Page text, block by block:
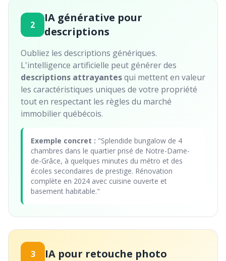
2
IA générative pour
descriptions
Oubliez les descriptions génériques.
L'intelligence artificielle peut générer des
descriptions attrayantesqui mettent en valeur
les caractéristiques uniques de votre propriété
tout en respectant les règles du marché
immobilier québécois.
Exemple concret : "Splendide bungalow de 4
chambres dans le quartier prisé de Notre-Dame-
de-Grâce, à quelques minutes du métro et des
écoles secondaires de prestige. Rénovation
complète en 2024 avec cuisine ouverte et
basement habitable."
3 IA pour retouche photo